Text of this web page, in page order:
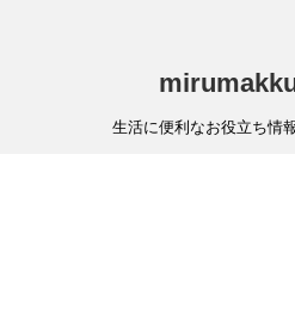
生活に便利なお役立ち情